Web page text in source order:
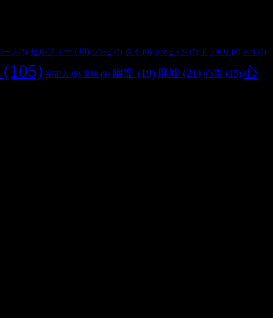
ーツ (7) セルフィー (10) ゾンビ (7) タイ (9) タマヒュン (7) ドッキリ (8) ネコ (7)
(105) 宇宙人 (9) 実験 (9) 幽霊 (19) 廃墟 (21) 心霊 (15) 心